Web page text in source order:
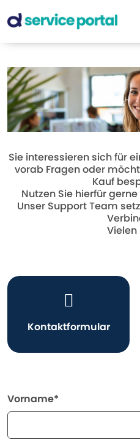
Sie interessieren sich für
vorab Fragen oder
Kauf
Nutzen Sie hierfür
Unser Support Team
Vielen
Kontaktformular
Vorname*